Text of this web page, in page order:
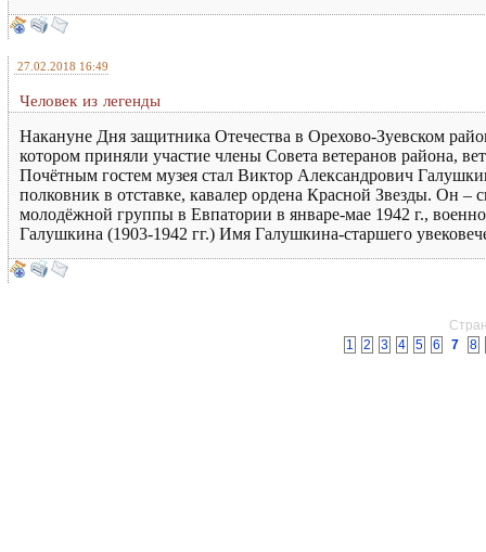
27.02.2018 16:49
Человек из легенды
Накануне Дня защитника Отечества в Орехово-Зуевском
котором приняли участие члены Совета ветеранов района,
Почётным гостем музея стал Виктор Александрович
полковник в отставке, кавалер ордена Красной Звезды. Он
молодёжной группы в Евпатории в январе-мае 1942 г.,
Галушкина (1903-1942 гг.) Имя Галушкина-старшего
1
2 3 4 5 6 7 8